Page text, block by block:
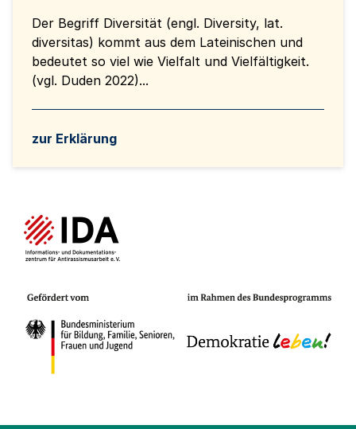
Der Begriff Diversität (engl. Diversity, lat.
diversitas) kommt aus dem Lateinischen und
bedeutet so viel wie Vielfalt und Vielfältigkeit.
(vgl. Duden 2022)...
zur Erklärung